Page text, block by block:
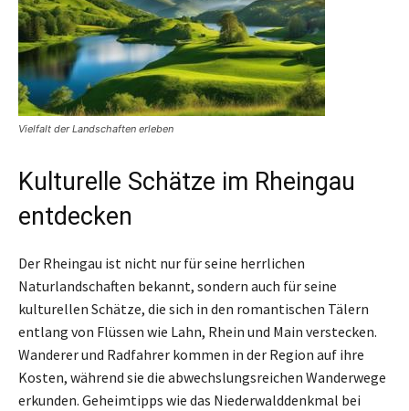
Vielfalt der Landschaften erleben
Kulturelle Schätze im Rheingau
entdecken
Der Rheingau ist nicht nur für seine herrlichen
Naturlandschaften bekannt, sondern auch für seine
kulturellen Schätze, die sich in den romantischen Tälern
entlang von Flüssen wie Lahn, Rhein und Main verstecken.
Wanderer und Radfahrer kommen in der Region auf ihre
Kosten, während sie die abwechslungsreichen Wanderwege
erkunden. Geheimtipps wie das Niederwalddenkmal bei